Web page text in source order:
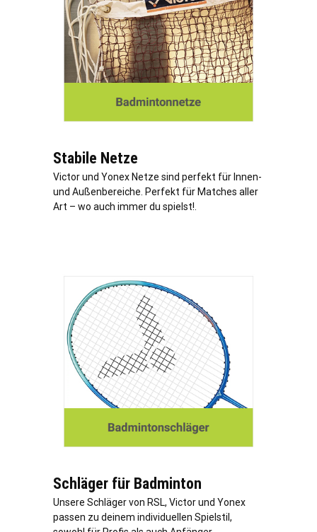
Stabile Netze
Victor und Yonex Netze sind perfekt für Innen-
und Außenbereiche. Perfekt für Matches aller
Art – wo auch immer du spielst!.
Schläger für Badminton
Unsere Schläger von RSL, Victor und Yonex
passen zu deinem individuellen Spielstil,